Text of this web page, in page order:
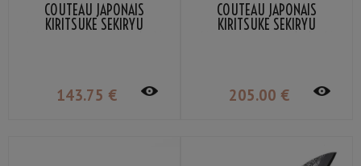
COUTEAU JAPONAIS
KIRITSUKE SEKIRYU
143.75 €
COUTEAU JAPONAIS
KIRITSUKE SEKIRYU
205.00 €